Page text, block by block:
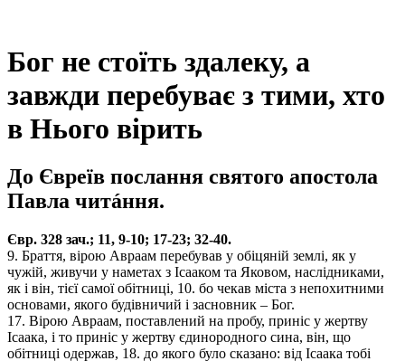
Бог не стоїть здалеку, а
завжди перебуває з тими, хто
в Нього вірить
До Євреїв послання святого апостола
Павла читáння.
Євр. 328 зач.; 11, 9-10; 17-23; 32-40.
9. Браття, вірою Авраам перебував у обіцяній землі, як у
чужій, живучи у наметах з Ісааком та Яковом, наслідниками,
як і він, тієї самої обітниці, 10. бо чекав міста з непохитними
основами, якого будівничий і засновник – Бог.
17. Вірою Авраам, поставлений на пробу, приніс у жертву
Ісаака, і то приніс у жертву єдинородного сина, він, що
обітниці одержав, 18. до якого було сказано: від Ісаака тобі